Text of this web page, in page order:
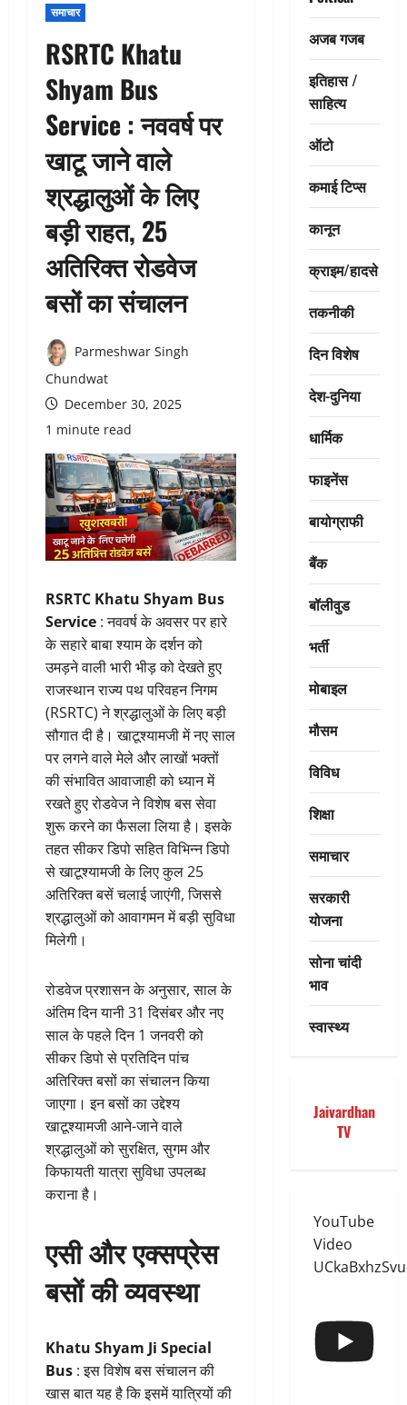
समाचार
RSRTC Khatu
Shyam Bus
Service : नववर्ष पर
खाटू जाने वाले
श्रद्धालुओं के लिए
बड़ी राहत, 25
अतिरिक्त रोडवेज
बसों का संचालन
Parmeshwar Singh
Chundwat
December 30, 2025
1 minute read
RSRTC Khatu Shyam Bus
Service : नववर्ष के अवसर पर हारे
के सहारे बाबा श्याम के दर्शन को
उमड़ने वाली भारी भीड़ को देखते हुए
राजस्थान राज्य पथ परिवहन निगम
(RSRTC) ने श्रद्धालुओं के लिए बड़ी
सौगात दी है। खाटूश्यामजी में नए साल
पर लगने वाले मेले और लाखों भक्तों
की संभावित आवाजाही को ध्यान में
रखते हुए रोडवेज ने विशेष बस सेवा
शुरू करने का फैसला लिया है। इसके
तहत सीकर डिपो सहित विभिन्न डिपो
से खाटूश्यामजी के लिए कुल 25
अतिरिक्त बसें चलाई जाएंगी, जिससे
श्रद्धालुओं को आवागमन में बड़ी सुविधा
मिलेगी।
रोडवेज प्रशासन के अनुसार, साल के
अंतिम दिन यानी 31 दिसंबर और नए
साल के पहले दिन 1 जनवरी को
सीकर डिपो से प्रतिदिन पांच
अतिरिक्त बसों का संचालन किया
जाएगा। इन बसों का उद्देश्य
खाटूश्यामजी आने-जाने वाले
श्रद्धालुओं को सुरक्षित, सुगम और
किफायती यात्रा सुविधा उपलब्ध
कराना है।
एसी और एक्सप्रेस
बसों की व्यवस्था
Khatu Shyam Ji Special
Bus : इस विशेष बस संचालन की
खास बात यह है कि इसमें यात्रियों की
अजब गजब
इतिहास /
साहित्य
ऑटो
कमाई टिप्स
कानून
क्राइम/हादसे
तकनीकी
दिन विशेष
देश-दुनिया
धार्मिक
फाइनेंस
बायोग्राफी
बैंक
बॉलीवुड
भर्ती
मोबाइल
मौसम
विविध
शिक्षा
समाचार
सरकारी
योजना
सोना चांदी
भाव
स्वास्थ्य
Jaivardhan
TV
YouTube
Video